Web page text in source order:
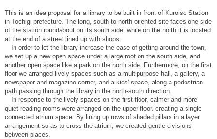
This is an idea proposal for a library to be built in front of Kuroiso Station
in Tochigi prefecture. The long, south-to-north oriented site faces one side
of the station roundabout on its south side, while on the north it is located
at the end of a street lined up with shops.
In order to let the library increase the ease of getting around the town,
we set up a new open space under a large roof on the south side, and
another open space like a park on the north side. Furthermore, on the first
floor we arranged lively spaces such as a multipurpose hall, a gallery, a
newspaper and magazine corner, and a kids' space, along a pedestrian
path passing through the library in the north-south direction.
In response to the lively spaces on the first floor, calmer and more
quiet reading rooms were arranged on the upper floor, creating a single
connected atrium space. By lining up rows of shaded pillars in a layer
arrangement so as to cross the atrium, we created gentle divisions
between places.